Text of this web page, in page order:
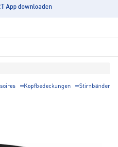
App downloaden
Kopfbedeckungen Stirnbänder